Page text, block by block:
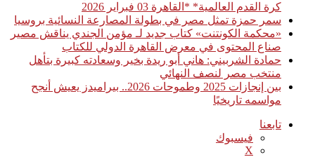
كرة القدم العالمية* *القاهرة 03 فبراير 2026
سمر حمزة تمثل مصر في بطولة المصارعة النسائية بروسيا
«محكمة الكونتنت» كتاب جديد لـ مؤمن الجندي يناقش مصير
صناع المحتوى في معرض القاهرة الدولي للكتاب
حمادة الشربيني: هاني أبو ريدة بخير وسعادته كبيرة بتأهل
منتخب مصر لنصف النهائي
بين إنجازات 2025 وطموحات 2026.. بيراميدز يعيش أنجح
مواسمه تاريخيًا
تابعنا
فيسبوك
‫X